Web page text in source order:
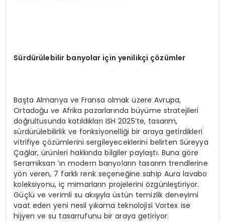
Sürdürülebilir banyolar için yenilikçi çözümler
Başta Almanya ve Fransa olmak üzere Avrupa,
Ortadoğu ve Afrika pazarlarında büyüme stratejileri
doğrultusunda katıldıkları ISH 2025’te, tasarım,
sürdürülebilirlik ve fonksiyonelliği bir araya getirdikleri
vitrifiye çözümlerini sergileyeceklerini belirten Süreyya
Çağlar, ürünleri hakkında bilgiler paylaştı. Buna göre
Seramiksan ’ın modern banyoların tasarım trendlerine
yön veren, 7 farklı renk seçeneğine sahip Aura lavabo
koleksiyonu, iç mimarların projelerini özgünleştiriyor.
Güçlü ve verimli su akışıyla üstün temizlik deneyimi
vaat eden yeni nesil yıkama teknolojisi Vortex ise
hijyen ve su tasarrufunu bir araya getiriyor.